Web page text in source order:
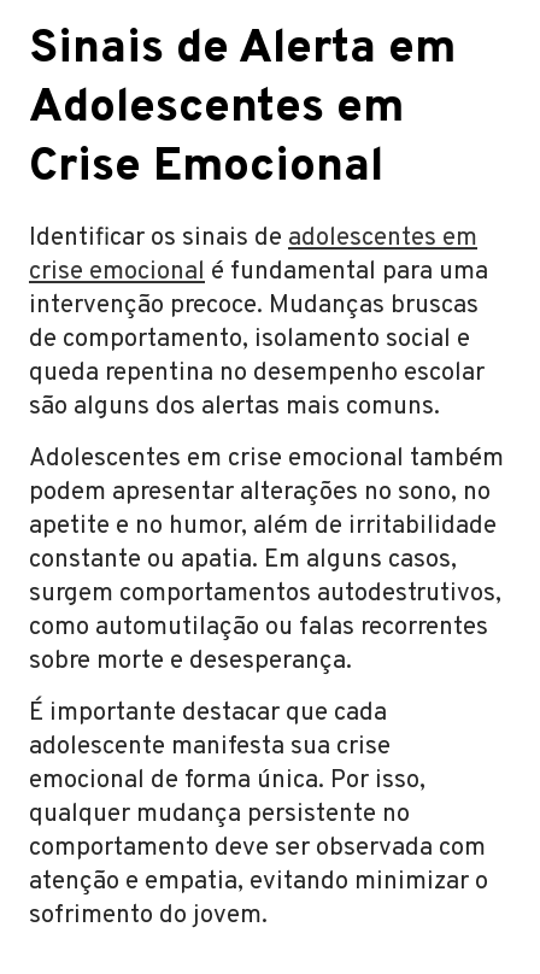
Sinais de Alerta em
Adolescentes em
Crise Emocional
Identificar os sinais de adolescentes em
crise emocional é fundamental para uma
intervenção precoce. Mudanças bruscas
de comportamento, isolamento social e
queda repentina no desempenho escolar
são alguns dos alertas mais comuns.
Adolescentes em crise emocional também
podem apresentar alterações no sono, no
apetite e no humor, além de irritabilidade
constante ou apatia. Em alguns casos,
surgem comportamentos autodestrutivos,
como automutilação ou falas recorrentes
sobre morte e desesperança.
É importante destacar que cada
adolescente manifesta sua crise
emocional de forma única. Por isso,
qualquer mudança persistente no
comportamento deve ser observada com
atenção e empatia, evitando minimizar o
sofrimento do jovem.